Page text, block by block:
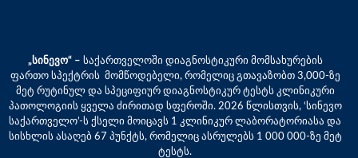
„სინევო“ – საქართველოში დიაგნოსტიკური მომსახურების
ფართო სპექტრის მომწოდებელი, რომელიც გთავაზობთ 3,000-ზე
მეტ რუტინულ და სპეციფიურ დიაგნოსტიკურ ტესტს კლინიკური
პათოლოგიის ყველა ძირითად სფეროში. 2026 წლისთვის, ‘სინევო
საქართველო’-ს ქსელი მოიცავს 1 კლინიკურ ლაბორატორიასა და
სისხლის ასაღებ 67 პუნქტს, რომელიც ასრულებს 1 000 000-ზე მეტ
ტესტს.